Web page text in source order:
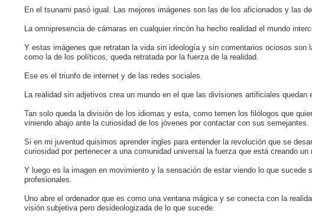
En el tsunami pasó igual. Las mejores imágenes son las de los aficionados y las
La omnipresencia de cámaras en cualquier rincón ha hecho realidad el mundo
Y estas imágenes que retratan la vida sin ideología y sin comentarios ociosos son
como la de los políticos, queda retratada por la fuerza de la realidad.
Ese es el triunfo de internet y de las redes sociales.
La realidad sin adjetivos crea un mundo en el que las divisiones artificiales quedan
Tan solo queda la división de los idiomas y esta, como temen los filólogos que
viniendo abajo ante la curiosidad de los jóvenes por contactar con sus semejantes.
Si en mi juventud quisimos aprender ingles para entender la revolución que se
curiosidad por pertenecer a una comunidad universal la fuerza que está creando un
Y luego es la imagen en movimiento y la sensación de estar viendo lo que sucede
profesionales.
Uno abre el ordenador que es como una ventana mágica y se conecta con la
visión subjetiva pero desideologizada de lo que sucede.